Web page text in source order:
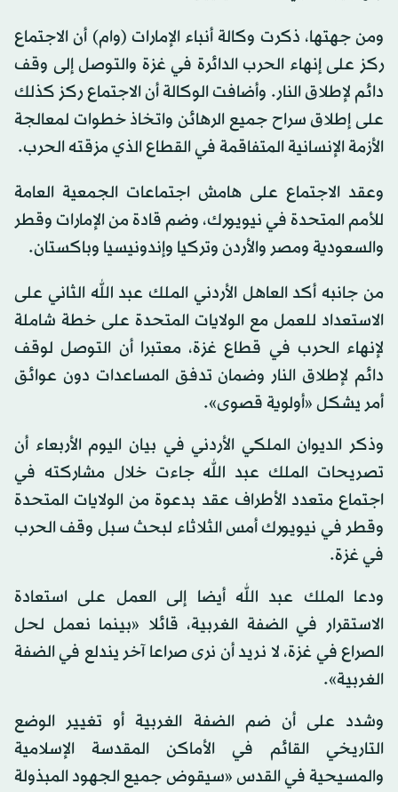
ومن جهتها، ذكرت وكالة أنباء الإمارات (وام) أن الاجتماع
ركز على إنهاء الحرب الدائرة في غزة والتوصل إلى وقف
دائم لإطلاق النار. وأضافت الوكالة أن الاجتماع ركز كذلك
على إطلاق سراح جميع الرهائن واتخاذ خطوات لمعالجة
الأزمة الإنسانية المتفاقمة في القطاع الذي مزقته الحرب.
وعقد الاجتماع على هامش اجتماعات الجمعية العامة
للأمم المتحدة في نيويورك، وضم قادة من الإمارات وقطر
والسعودية ومصر والأردن وتركيا وإندونيسيا وباكستان.
من جانبه أكد العاهل الأردني الملك عبد الله الثاني على
الاستعداد للعمل مع الولايات المتحدة على خطة شاملة
لإنهاء الحرب في قطاع غزة، معتبرا أن التوصل لوقف
دائم لإطلاق النار وضمان تدفق المساعدات دون عوائق
أمر يشكل «أولوية قصوى».
وذكر الديوان الملكي الأردني في بيان اليوم الأربعاء أن
تصريحات الملك عبد الله جاءت خلال مشاركته في
اجتماع متعدد الأطراف عقد بدعوة من الولايات المتحدة
وقطر في نيويورك أمس الثلاثاء لبحث سبل وقف الحرب
في غزة.
ودعا الملك عبد الله أيضا إلى العمل على استعادة
الاستقرار في الضفة الغربية، قائلا «بينما نعمل لحل
الصراع في غزة، لا نريد أن نرى صراعا آخر يندلع في الضفة
الغربية».
وشدد على أن ضم الضفة الغربية أو تغيير الوضع
التاريخي القائم في الأماكن المقدسة الإسلامية
والمسيحية في القدس «سيقوض جميع الجهود المبذولة